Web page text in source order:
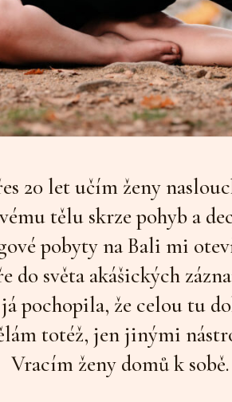
20 let učím ženy
tělu skrze pohyb a
pobyty na Bali mi
do světa akášických
pochopila, že celou tu
totéž, jen jinými
Vracím ženy domů k sobě.